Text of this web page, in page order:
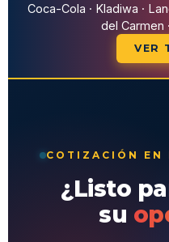
Coca-Cola · Kladiwa ·
del Carmen
VER
COTIZACIÓN EN
¿Listo
su